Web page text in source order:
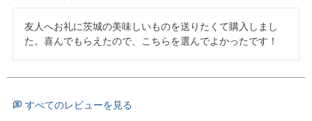
友人へお礼に茨城の美味しいものを送りたくて購入しまし
た。喜んでもらえたので、こちらを選んでよかったです！
すべてのレビューを見る